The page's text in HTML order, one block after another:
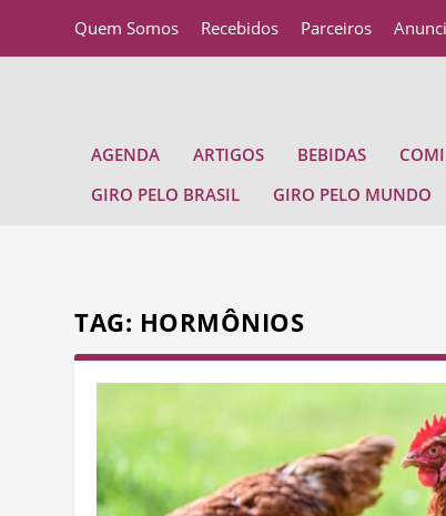
Quem Somos Recebidos Parceiros
AGENDA ARTIGOS BEBIDAS
GIRO PELO BRASIL
GIRO PELO MUNDO
TAG: HORMÔNIOS